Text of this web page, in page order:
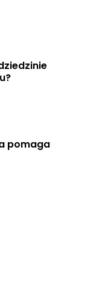
pomaga